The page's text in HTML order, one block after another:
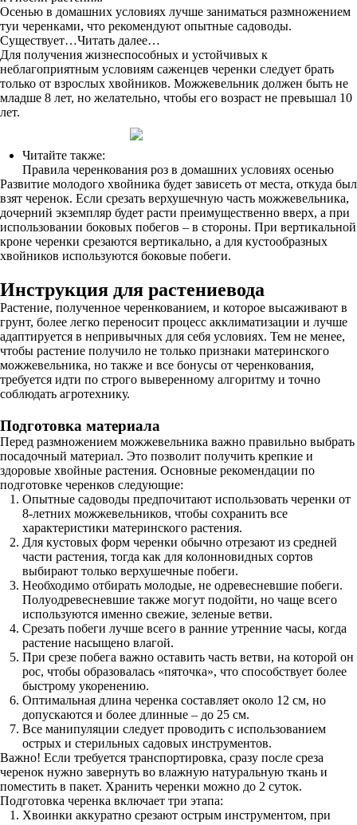
Осенью в домашних условиях лучше заниматься размножением
туи черенками, что рекомендуют опытные садоводы.
Существует…Читать далее…
Для получения жизнеспособных и устойчивых к
неблагоприятным условиям саженцев черенки следует брать
только от взрослых хвойников. Можжевельник должен быть не
младше 8 лет, но желательно, чтобы его возраст не превышал 10
лет.
Читайте также:
Правила черенкования роз в домашних условиях осенью
Развитие молодого хвойника будет зависеть от места, откуда был
взят черенок. Если срезать верхушечную часть можжевельника,
дочерний экземпляр будет расти преимущественно вверх, а при
использовании боковых побегов – в стороны. При вертикальной
кроне черенки срезаются вертикально, а для кустообразных
хвойников используются боковые побеги.
Инструкция для растениевода
Растение, полученное черенкованием, и которое высаживают в
грунт, более легко переносит процесс акклиматизации и лучше
адаптируется в непривычных для себя условиях. Тем не менее,
чтобы растение получило не только признаки материнского
можжевельника, но также и все бонусы от черенкования,
требуется идти по строго выверенному алгоритму и точно
соблюдать агротехнику.
Подготовка материала
Перед размножением можжевельника важно правильно выбрать
посадочный материал. Это позволит получить крепкие и
здоровые хвойные растения. Основные рекомендации по
подготовке черенков следующие:
Опытные садоводы предпочитают использовать черенки от
8-летних можжевельников, чтобы сохранить все
характеристики материнского растения.
Для кустовых форм черенки обычно отрезают из средней
части растения, тогда как для колонновидных сортов
выбирают только верхушечные побеги.
Необходимо отбирать молодые, не одревесневшие побеги.
Полуодревесневшие также могут подойти, но чаще всего
используются именно свежие, зеленые ветви.
Срезать побеги лучше всего в ранние утренние часы, когда
растение насыщено влагой.
При срезе побега важно оставить часть ветви, на которой он
рос, чтобы образовалась «пяточка», что способствует более
быстрому укоренению.
Оптимальная длина черенка составляет около 12 см, но
допускаются и более длинные – до 25 см.
Все манипуляции следует проводить с использованием
острых и стерильных садовых инструментов.
Важно! Если требуется транспортировка, сразу после среза
черенок нужно завернуть во влажную натуральную ткань и
поместить в пакет. Хранить черенки можно до 2 суток.
Подготовка черенка включает три этапа:
Хвоинки аккуратно срезают острым инструментом, при